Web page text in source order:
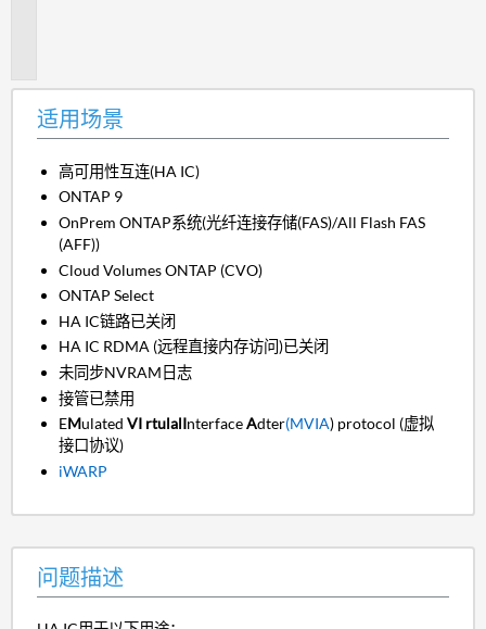
适用场景
高可用性互连(HA IC)
ONTAP 9
OnPrem ONTAP系统(光纤连接存储(FAS)/All Flash FAS
(AFF))
Cloud Volumes ONTAP (CVO)
ONTAP Select
HA IC链路已关闭
HA IC RDMA (远程直接内存访问)已关闭
未同步NVRAM日志
接管已禁用
EMulatedVI rtulalInterfaceAdter(MVIA) protocol (虚拟
接口协议)
iWARP
问题描述